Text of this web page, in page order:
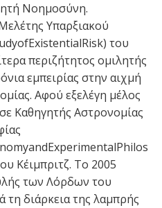
Νοημοσύνη.
Υπαρξιακού
του
περιζήτητος ομιλητής
εμπειρίας στην αιχμή
Αφού εξελέγη μέλος
Καθηγητής Αστρονομίας
Κέιμπριτζ. Το 2005
των Λόρδων του
διάρκεια της λαμπρής